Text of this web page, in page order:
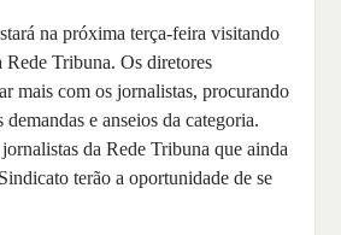
na próxima terça-feira visitando
Rede Tribuna. Os diretores
mais com os jornalistas, procurando
e anseios da categoria.
da Rede Tribuna que ainda
terão a oportunidade de se